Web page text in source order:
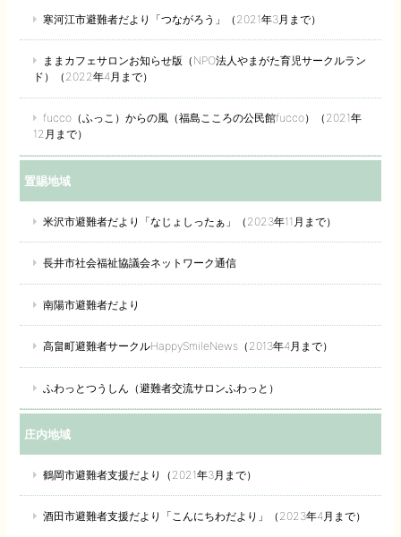
寒河江市避難者だより「つながろう」（2021年3月まで）
ままカフェサロンお知らせ版（NPO法人やまがた育児サークルラン
ド）（2022年4月まで）
fucco（ふっこ）からの風（福島こころの公民館fucco）（2021年
12月まで）
置賜地域
米沢市避難者だより「なじょしったぁ」（2023年11月まで）
長井市社会福祉協議会ネットワーク通信
南陽市避難者だより
高畠町避難者サークルHappySmileNews（2013年4月まで）
ふわっとつうしん（避難者交流サロンふわっと）
庄内地域
鶴岡市避難者支援だより（2021年3月まで）
酒田市避難者支援だより「こんにちわだより」（2023年4月まで）